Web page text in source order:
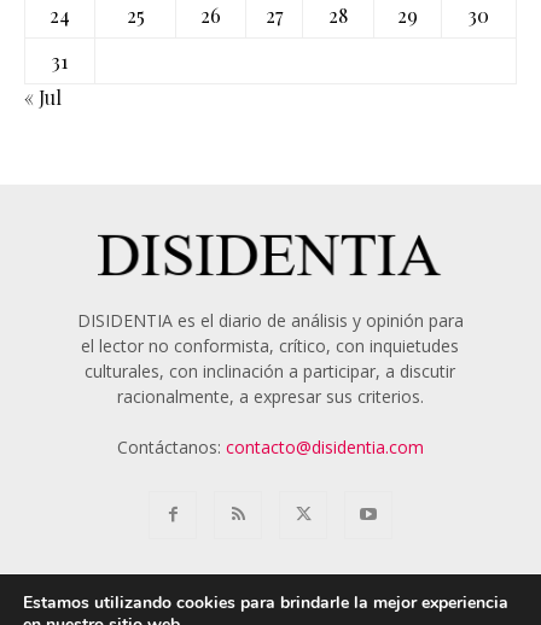
24
25 26 27 28 29
30
31
« Jul
DISIDENTIA es el diario de análisis y opinión para
el lector no conformista, crítico, con inquietudes
culturales, con inclinación a participar, a discutir
racionalmente, a expresar sus criterios.
Contáctanos: contacto@disidentia.com
Estamos utilizando cookies para brindarle la mejor experiencia